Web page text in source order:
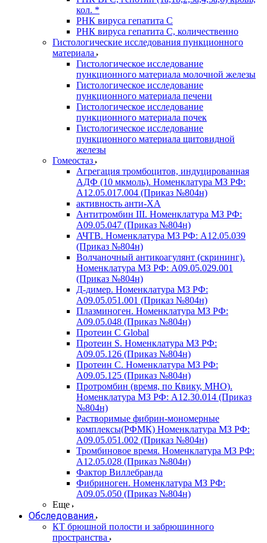
кол. *
РНК вируса гепатита C
РНК вируса гепатита C, количественно
Гистологические исследования пункционного
материала
Гистологическое исследование
пункционного материала молочной железы
Гистологическое исследование
пункционного материала печени
Гистологическое исследование
пункционного материала почек
Гистологическое исследование
пункционного материала щитовидной
железы
Гомеостаз
Агрегация тромбоцитов, индуцированная
АДФ (10 мкмоль). Номенклатура МЗ РФ:
A12.05.017.004 (Приказ №804н)
активность анти-ХА
Антитромбин III. Номенклатура МЗ РФ:
A09.05.047 (Приказ №804н)
АЧТВ. Номенклатура МЗ РФ: A12.05.039
(Приказ №804н)
Волчаночный антикоагулянт (скрининг).
Номенклатура МЗ РФ: A09.05.029.001
(Приказ №804н)
Д-димер. Номенклатура МЗ РФ:
A09.05.051.001 (Приказ №804н)
Плазминоген. Номенклатура МЗ РФ:
A09.05.048 (Приказ №804н)
Протеин C Global
Протеин S. Номенклатура МЗ РФ:
A09.05.126 (Приказ №804н)
Протеин С. Номенклатура МЗ РФ:
A09.05.125 (Приказ №804н)
Протромбин (время, по Квику, МНО).
Номенклатура МЗ РФ: A12.30.014 (Приказ
№804н)
Растворимые фибрин-мономерные
комплексы(РФМК) Номенклатура МЗ РФ:
A09.05.051.002 (Приказ №804н)
Тромбиновое время. Номенклатура МЗ РФ:
A12.05.028 (Приказ №804н)
Фактор Виллебранда
Фибриноген. Номенклатура МЗ РФ:
A09.05.050 (Приказ №804н)
Еще
Обследования
КТ брюшной полости и забрюшинного
пространства